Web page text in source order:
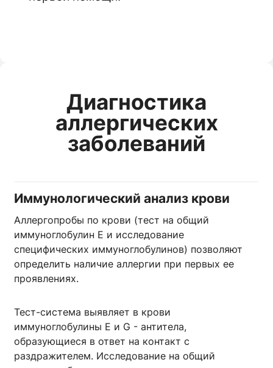
Диагностика
аллергических
заболеваний
Иммунологический анализ крови
Аллергопробы по крови (тест на общий
иммуноглобулин Е и исследование
специфических иммуноглобулинов) позволяют
определить наличие аллергии при первых ее
проявлениях.
Тест-система выявляет в крови
иммуноглобулины E и G - антитела,
образующиеся в ответ на контакт с
раздражителем. Исследование на общий